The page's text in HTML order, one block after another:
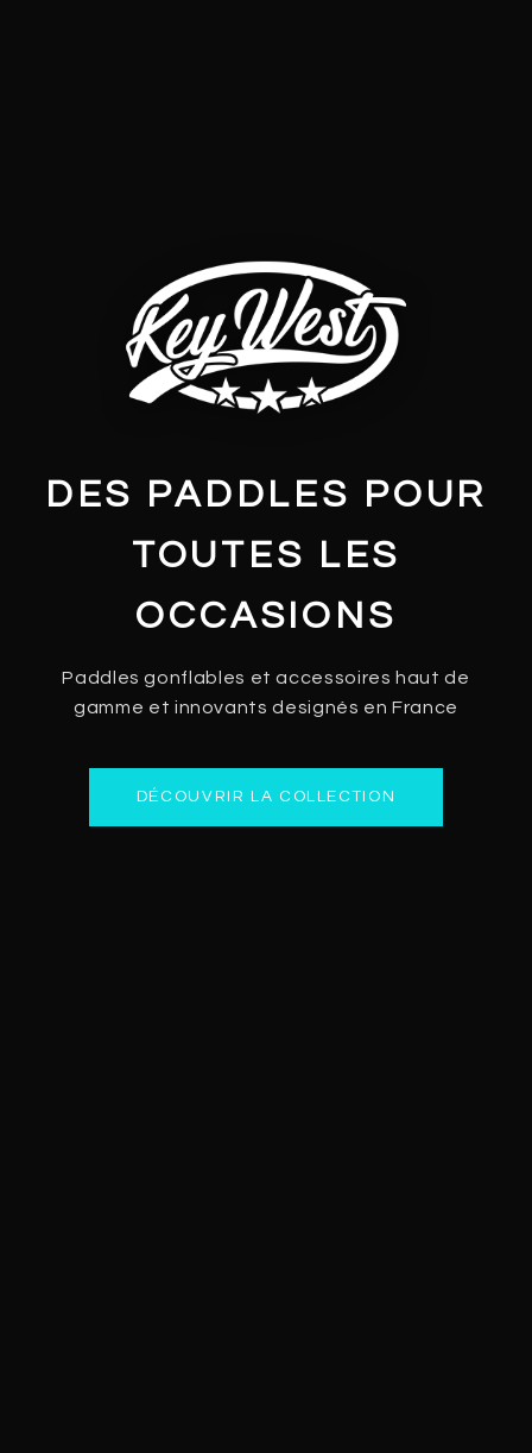
DES PADDLES POUR
TOUTES LES
OCCASIONS
Paddles gonflables et accessoires haut de
gamme et innovants designés en France
DÉCOUVRIR LA COLLECTION